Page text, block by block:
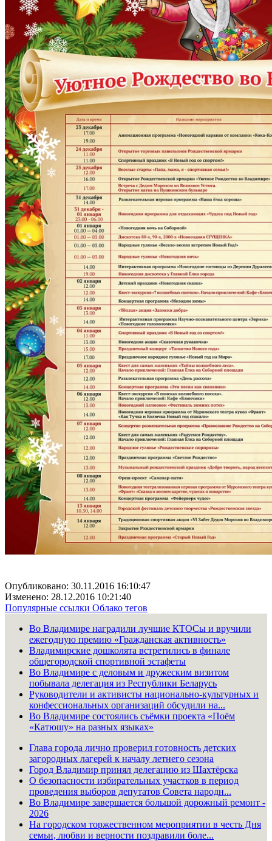
Опубликовано: 30.11.2016 16:10:47
Изменено: 28.12.2016 10:21:40
Популярные ссылки Облако тегов
Во Владимире наградили лучшие КТОСы и вручили
ежегодную премию «Гражданская активность»
Владимирские дошколята встретились в финале
общегородской спортивной эстафеты
Во Владимире с деловым и дружеским визитом
побывала делегация из Республики Беларусь
Руководители и активисты национально-культурных и
конфессиональных организаций обсудили на...
Во Владимире состоялись съёмки проекта «Поём
«Катюшу» на разных языках»
Глава города лично проверил готовность детских
загородных лагерей к началу летнего сезона
Город Владимир принял делегацию из Шахтёрска
О безопасности избирательных участков в период
проведения выборов депутатов Совета народн...
Во Владимире завершается большой дорожный ремонт -
2026
На городском торжественном мероприятии в честь Дня
семьи, любви и верности поздравили боле...